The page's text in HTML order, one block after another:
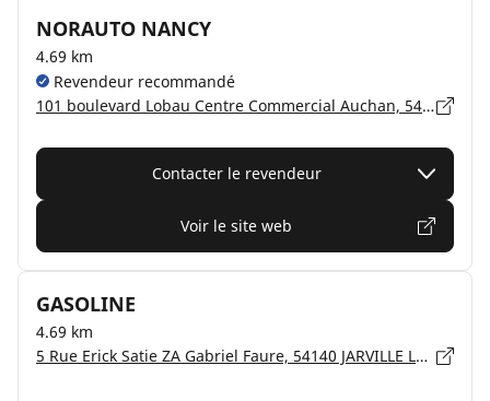
NORAUTO NANCY
4.69 km
Revendeur recommandé
101 boulevard Lobau Centre Commercial Auchan, 54000 NANCY
Contacter le revendeur
Voir le site web
GASOLINE
4.69 km
5 Rue Erick Satie ZA Gabriel Faure, 54140 JARVILLE LA MALGRANGE